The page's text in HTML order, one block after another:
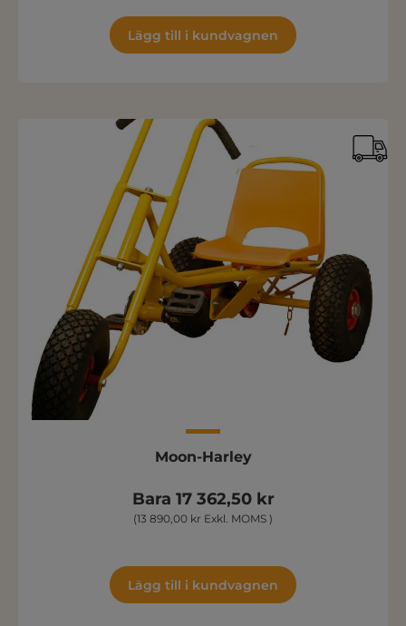
Lägg till i kundvagnen
Moon-Harley
Bara 17 362,50 kr
(13 890,00 kr Exkl. MOMS )
Lägg till i kundvagnen